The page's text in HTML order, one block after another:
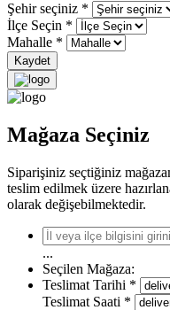
Şehir seçiniz *
İlçe Seçin *
Mahalle *
Kaydet
Mağaza Seçiniz
Siparişiniz seçtiğiniz
teslim edilmek üzere
olarak değişebilmektedir.
...
Seçilen Mağaza:
Teslimat Tarihi *
Teslimat Saati *